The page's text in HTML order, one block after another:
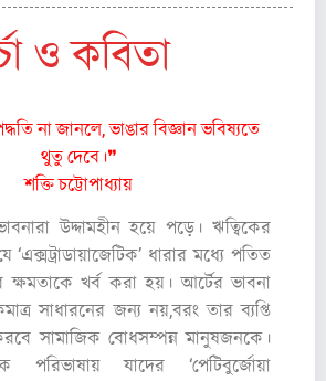
ও কবিতা
না জানলে, ভাঙার বিজ্ঞান ভবিষ্যতে
থুতু দেবে।❞
শক্তি চট্টোপাধ্যায়
উদ্দামহীন হয়ে পড়ে। ঋত্বিকের
‘এক্সট্রাডায়াজেটিক’ ধারার মধ্যে পতিত
ক্ষমতাকে খর্ব করা হয়। আর্টের ভাবনা
সাধারনের জন্য নয়,বরং তার ব্যপ্তি
সামাজিক বোধসম্পন্ন মানুষজনকে।
পরিভাষায় যাদের ‘পেটিবুর্জোয়া